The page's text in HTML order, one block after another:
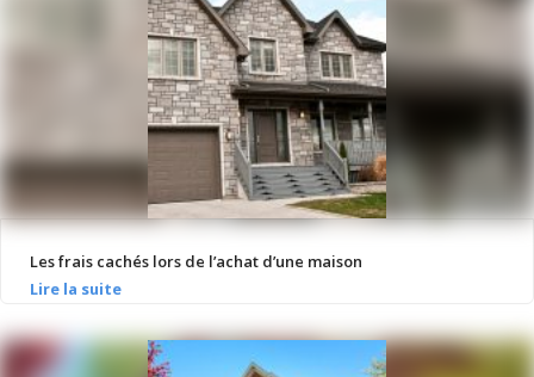
Les frais cachés lors de l’achat d’une maison